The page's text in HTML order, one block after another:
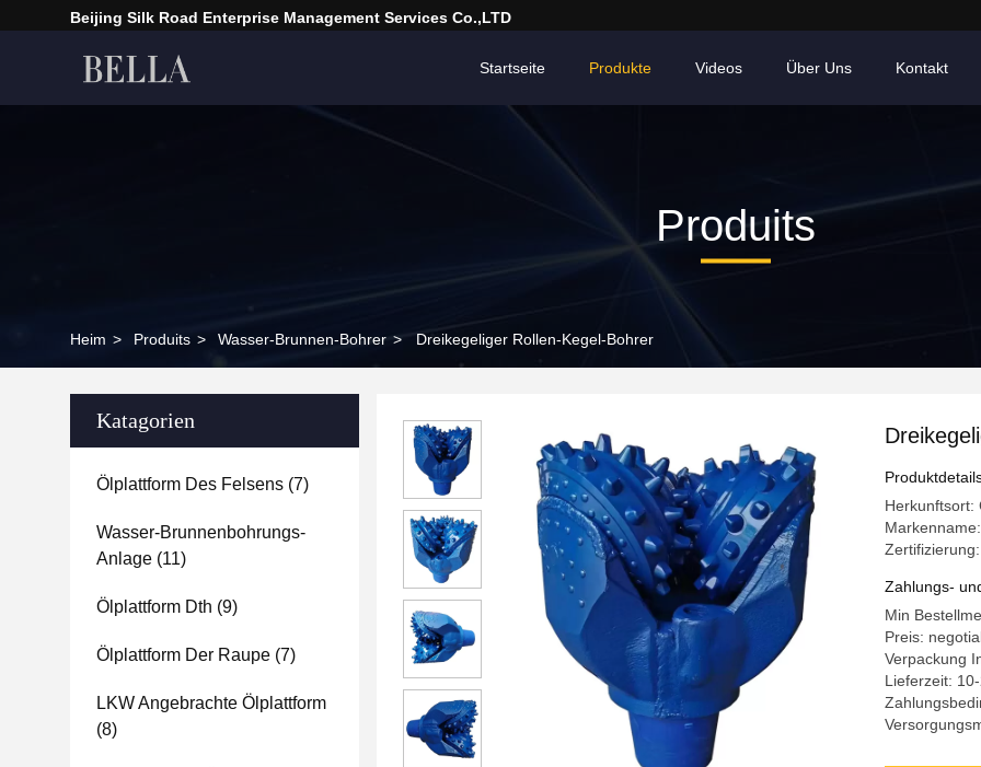
Beijing Silk Road Enterprise Management Services Co.,LTD
Startseite Produkte Videos Über Uns Kontakt
Produits
Heim > Produits > Wasser-Brunnen-Bohrer > Dreikegeliger Rollen-Kegel-Bohrer
Katagorien
Ölplattform Des Felsens (7)
Wasser-Brunnenbohrungs-
Anlage (11)
Ölplattform Dth (9)
Ölplattform Der Raupe (7)
LKW Angebrachte Ölplattform
(8)
Herkunftsort:
Zahlungs-
Min
Preis:
Verpackung
Lieferzeit: